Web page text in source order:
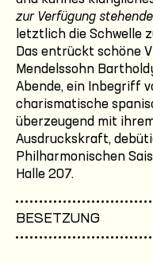
zur Verfügung
letztlich die Schwelle
Das entrückt schöne
Mendelssohn
Abende, ein Inbegriff
charismatische
überzeugend mit
Ausdruckskraft,
Philharmonischen
Halle 207.
BESETZUNG